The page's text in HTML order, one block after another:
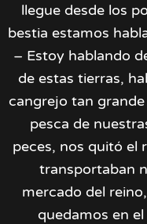
llegue desde los
bestia estamos
– Estoy hablando
de estas tierras,
cangrejo tan
pesca de
peces, nos quitó el
transportaban
mercado del
quedamos en